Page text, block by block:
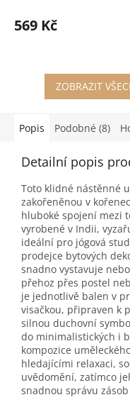
569 Kč
ZOBRAZIT
Popis Podobné (8)
Detailní popis
Toto klidné nástěnné
zakořeněnou v
hluboké spojení mezi
vyrobené v Indii,
ideální pro jógová
prodejce bytových
snadno vystavuje
přehoz přes postel
je jednotlivě balen v
visačkou, připraven k
silnou duchovní
do minimalistických i
kompozice
hledajícími relaxaci,
uvědomění, zatímco
snadnou správu